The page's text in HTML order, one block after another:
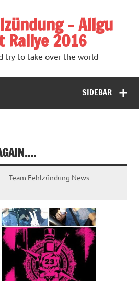
– Allgu
Rallye 2016
try to take over the world
SIDEBAR
Team Fehlzündung News